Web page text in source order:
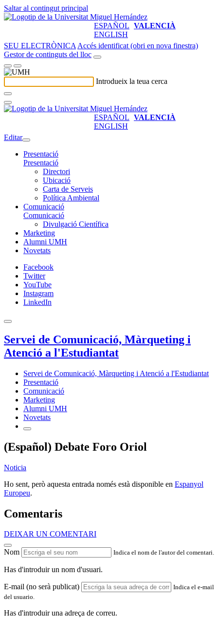
Saltar al contingut principal
ESPAÑOL VALENCIÀ
ENGLISH
SEU ELECTRÒNICA Accés identificat (obri en nova finestra)
Gestor de continguts del lloc
Introdueix la teua cerca
ESPAÑOL VALENCIÀ
ENGLISH
Editar
Presentació
Presentació
Directori
Ubicació
Carta de Serveis
Política Ambiental
Comunicació
Comunicació
Divulgació Científica
Marketing
Alumni UMH
Novetats
Facebook
Twitter
YouTube
Instagram
LinkedIn
Servei de Comunicació, Màrqueting i
Atenció a l'Estudiantat
Servei de Comunicació, Màrqueting i Atenció a l'Estudiantat
Presentació
Comunicació
Marketing
Alumni UMH
Novetats
(Español) Debate Foro Oriol
Noticia
Ho sent, però aquesta entrada només està disponible en Espanyol
Europeu.
Comentaris
DEIXAR UN COMENTARI
Nom Indica el nom de l'autor del comentari.
Has d'introduir un nom d'usuari.
E-mail (no serà publicat)
Indica el e-mail
del usuario.
Has d'introduir una adreça de correu.